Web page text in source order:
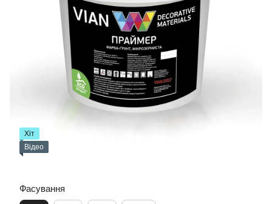
Хіт
Відео
Фасування